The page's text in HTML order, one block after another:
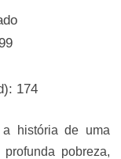
174
história de uma
pobreza,